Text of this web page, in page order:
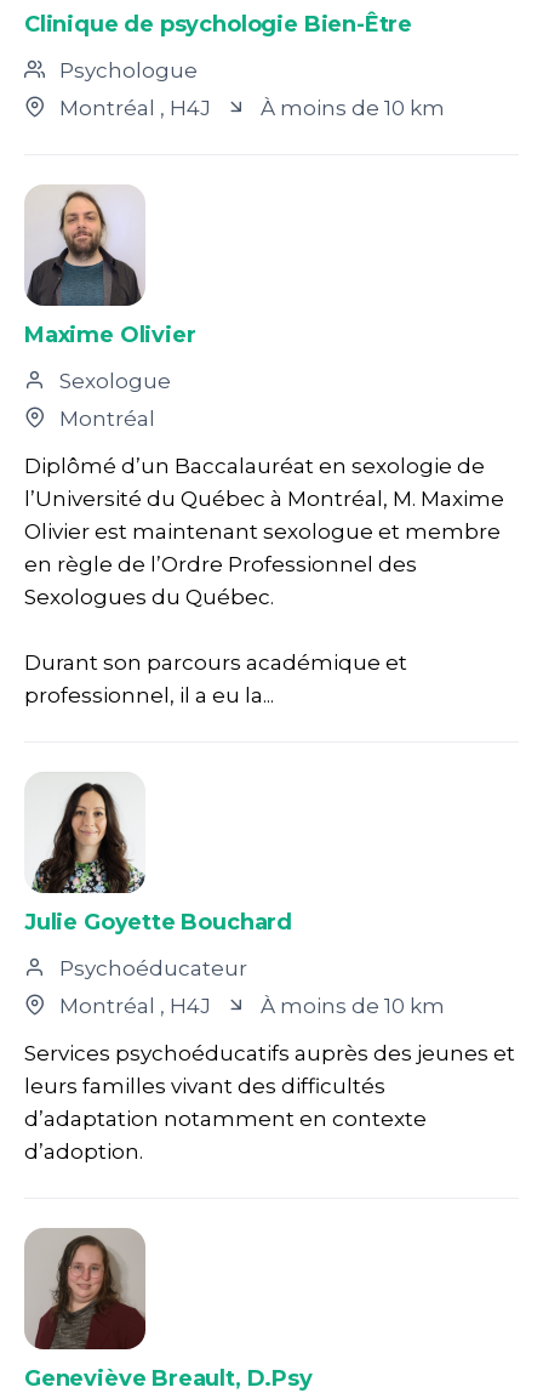
Clinique de psychologie Bien-Être
Psychologue
Montréal , H4J À moins de 10 km
Maxime Olivier
Sexologue
Montréal
Diplômé d’un Baccalauréat en sexologie de
l’Université du Québec à Montréal, M. Maxime
Olivier est maintenant sexologue et membre
en règle de l’Ordre Professionnel des
Sexologues du Québec.
Durant son parcours académique et
professionnel, il a eu la...
Julie Goyette Bouchard
Psychoéducateur
Montréal , H4J
À moins de 10 km
Services psychoéducatifs auprès des jeunes et
leurs familles vivant des difficultés
d’adaptation notamment en contexte
d’adoption.
Geneviève Breault, D.Psy